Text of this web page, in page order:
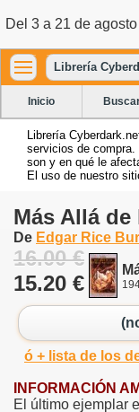
Del 3 a 21 de
Librería
Inicio
Librería
servicios de
son y en qué le
El uso de nuestro
Más Allá
De Edgar Rice
16.00 €
15.20 €
ó + lista de los
INFORMACIÓN
El último ejemplar